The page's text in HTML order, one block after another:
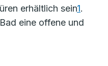
erhältlich sein1.
eine offene und